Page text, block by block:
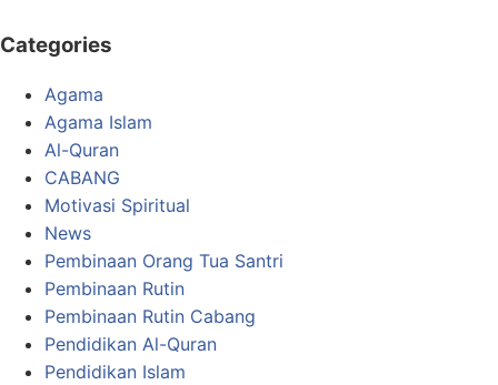
Categories
Agama
Agama Islam
Al-Quran
CABANG
Motivasi Spiritual
News
Pembinaan Orang Tua Santri
Pembinaan Rutin
Pembinaan Rutin Cabang
Pendidikan Al-Quran
Pendidikan Islam